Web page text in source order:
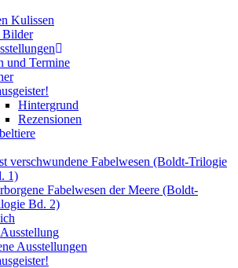
Kulissen
Bilder
und Termine
Hintergrund
Rezensionen
verschwundene Fabelwesen (Boldt-Trilogie
1)
Fabelwesen der Meere (Boldt-
Bd. 2)
Ausstellungen